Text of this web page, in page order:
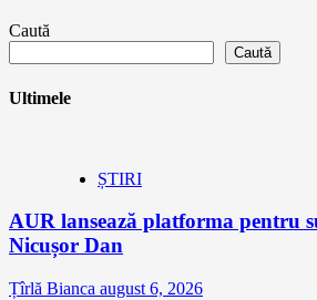
Caută
Caută
Ultimele
ȘTIRI
AUR lansează platforma pentru
Nicușor Dan
Țîrlă Bianca august 6, 2026